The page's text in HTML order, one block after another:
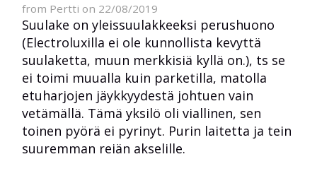
from Pertti on 22/08/2019
Suulake on yleissuulakkeeksi perushuono
(Electroluxilla ei ole kunnollista kevyttä
suulaketta, muun merkkisiä kyllä on.), ts se
ei toimi muualla kuin parketilla, matolla
etuharjojen jäykkyydestä johtuen vain
vetämällä. Tämä yksilö oli viallinen, sen
toinen pyörä ei pyrinyt. Purin laitetta ja tein
suuremman reiän akselille.